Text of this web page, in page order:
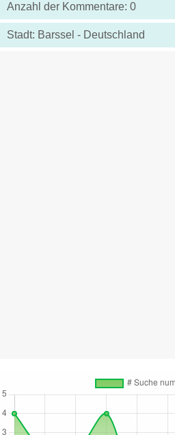
Anzahl der Kommentare: 0
Stadt: Barssel - Deutschland